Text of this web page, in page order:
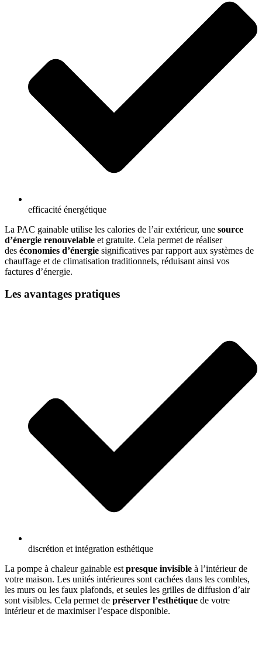
efficacité énergétique​
La PAC gainable utilise les calories de l’air extérieur, une source
d’énergie renouvelable et gratuite. Cela permet de réaliser
des économies d’énergie significatives par rapport aux systèmes de
chauffage et de climatisation traditionnels, réduisant ainsi vos
factures d’énergie.
Les avantages pratiques
discrétion et intégration esthétique
La pompe à chaleur gainable est presque invisible à l’intérieur de
votre maison. Les unités intérieures sont cachées dans les combles,
les murs ou les faux plafonds, et seules les grilles de diffusion d’air
sont visibles. Cela permet de préserver l’esthétique de votre
intérieur et de maximiser l’espace disponible.